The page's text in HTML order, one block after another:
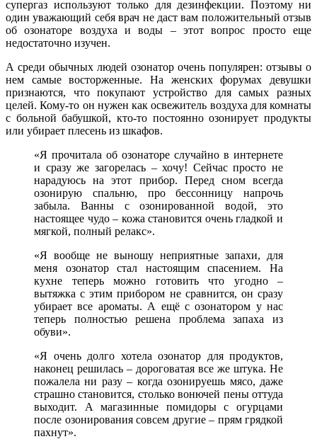
супергаз используют только для дезинфекции. Поэтому ни
один уважающий себя врач не даст вам положительный отзыв
об озонаторе воздуха и воды – этот вопрос просто еще
недостаточно изучен.
А среди обычных людей озонатор очень популярен: отзывы о
нем самые восторженные. На женских форумах девушки
признаются, что покупают устройство для самых разных
целей. Кому-то он нужен как освежитель воздуха для комнаты
с больной бабушкой, кто-то постоянно озонирует продукты
или убирает плесень из шкафов.
«Я прочитала об озонаторе случайно в интернете
и сразу же загорелась – хочу! Сейчас просто не
нарадуюсь на этот прибор. Перед сном всегда
озонирую спальню, про бессонницу напрочь
забыла. Ванны с озонированной водой, это
настоящее чудо – кожа становится очень гладкой и
мягкой, полный релакс».
«Я вообще не выношу неприятные запахи, для
меня озонатор стал настоящим спасением. На
кухне теперь можно готовить что угодно –
вытяжка с этим прибором не сравнится, он сразу
убирает все ароматы. А ещё с озонатором у нас
теперь полностью решена проблема запаха из
обуви».
«Я очень долго хотела озонатор для продуктов,
наконец решилась – дороговатая все же штука. Не
пожалела ни разу – когда озонируешь мясо, даже
страшно становится, столько вонючей пены оттуда
выходит. А магазинные помидоры с огурцами
после озонирования совсем другие – прям грядкой
пахнут».